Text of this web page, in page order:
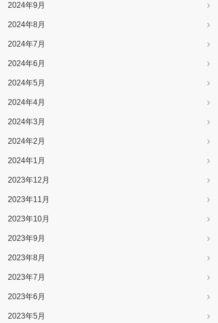
2024年9月
2024年8月
2024年7月
2024年6月
2024年5月
2024年4月
2024年3月
2024年2月
2024年1月
2023年12月
2023年11月
2023年10月
2023年9月
2023年8月
2023年7月
2023年6月
2023年5月